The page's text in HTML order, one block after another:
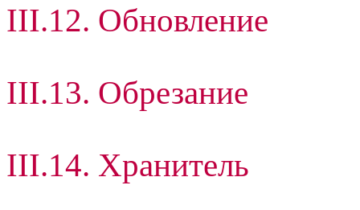
III.12. Обновление
III.13. Обрезание
III.14. Хранитель